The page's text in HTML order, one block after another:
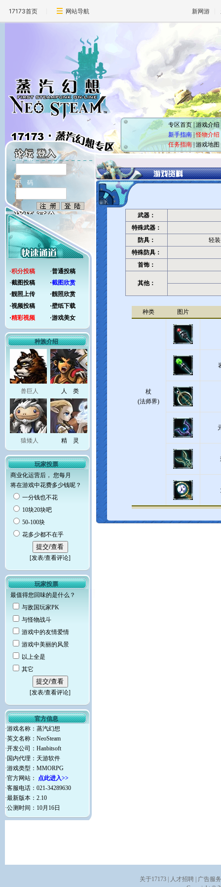
17173首页 网站导航 新网游
专区首页| 游戏介绍
新手指南 |怪物介绍
任务指南|游戏地图
用户名
密 码
·积分投稿 ·普通投稿
·截图投稿 ·截图欣赏
·靓照上传 ·靓照欣赏
·视频投稿 ·壁纸下载
·精彩视频 ·游戏美女
种族介绍
兽巨人 人 类
猿矮人 精 灵
玩家投票
商业化运营后， 您每月
将在游戏中花费多少钱呢？
一分钱也不花
10块20块吧
50-100块
花多少都不在乎
[发表/查看评论]
玩家投票
最值得您回味的是什么？
与敌国玩家PK
与怪物战斗
游戏中的友情爱情
游戏中美丽的风景
以上全是
其它
[发表/查看评论]
官方信息
·游戏名称：蒸汽幻想
·英文名称：NeoSteam
·开发公司：Hanbitsoft
·国内代理：天游软件
·游戏类型：MMORPG
·官方网站： 点此进入>>
·客服电话：021-34289630
·最新版本：2.10
·公测时间：10月16日
武器：
特殊武器：
防具：
轻
特殊防具：
首饰：
其他：
种类 图片
杖
(法师界)
关于17173 人才招聘
广告服务